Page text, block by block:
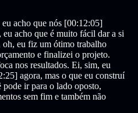
eu acho que nós [00:12:05]
acho que é muito fácil dar a si
oh, eu fiz um ótimo trabalho
e finalizei o projeto.
nos resultados. Ei, sim, eu
agora, mas o que eu construí
ir para o lado oposto,
sem fim e também não